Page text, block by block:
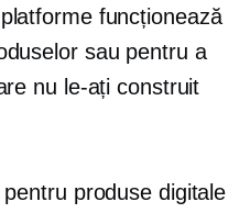
funcționează
sau pentru a
nu le-ați construit
produse digitale